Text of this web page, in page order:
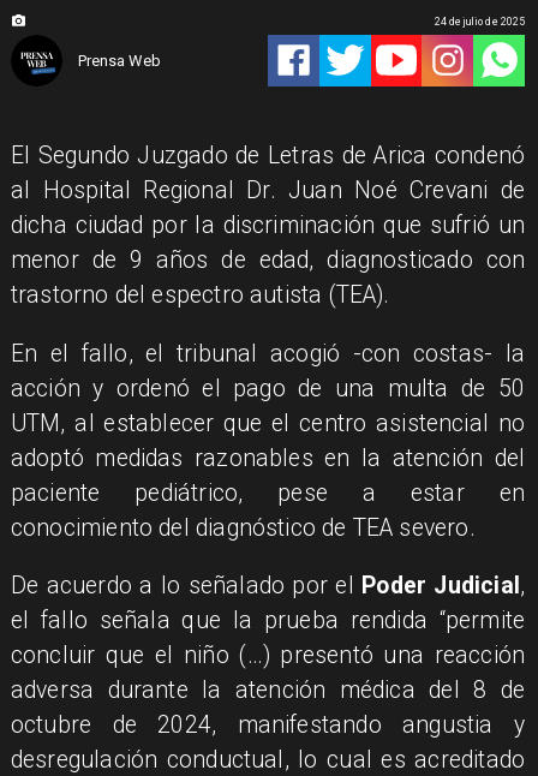
Prensa Web
24 de julio de 2025
El Segundo Juzgado de Letras de Arica condenó
al Hospital Regional Dr. Juan Noé Crevani de
dicha ciudad por la discriminación que sufrió un
menor de 9 años de edad, diagnosticado con
trastorno del espectro autista (TEA).
En el fallo, el tribunal acogió -con costas- la
acción y ordenó el pago de una multa de 50
UTM, al establecer que el centro asistencial no
adoptó medidas razonables en la atención del
paciente pediátrico, pese a estar en
conocimiento del diagnóstico de TEA severo.
De acuerdo a lo señalado por el Poder Judicial ,
el fallo señala que la prueba rendida “permite
concluir que el niño (…) presentó una reacción
adversa durante la atención médica del 8 de
octubre de 2024, manifestando angustia y
desregulación conductual, lo cual es acreditado